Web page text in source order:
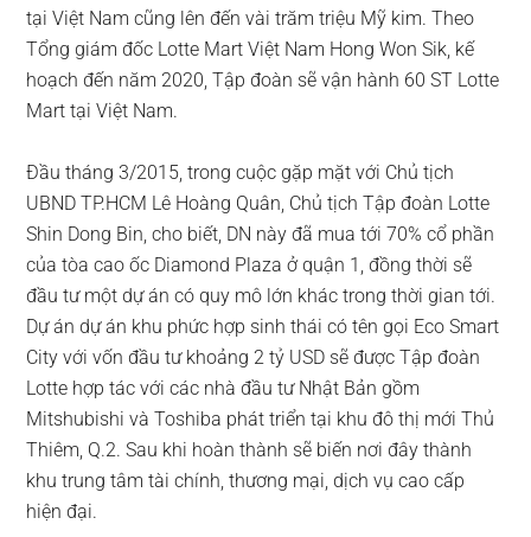
tại Việt Nam cũng lên đến vài trăm triệu Mỹ kim. Theo
Tổng giám đốc Lotte Mart Việt Nam Hong Won Sik, kế
hoạch đến năm 2020, Tập đoàn sẽ vận hành 60 ST Lotte
Mart tại Việt Nam.
Đầu tháng 3/2015, trong cuộc gặp mặt với Chủ tịch
UBND TP.HCM Lê Hoàng Quân, Chủ tịch Tập đoàn Lotte
Shin Dong Bin, cho biết, DN này đã mua tới 70% cổ phần
của tòa cao ốc Diamond Plaza ở quận 1, đồng thời sẽ
đầu tư một dự án có quy mô lớn khác trong thời gian tới.
Dự án dự án khu phức hợp sinh thái có tên gọi Eco Smart
City với vốn đầu tư khoảng 2 tỷ USD sẽ được Tập đoàn
Lotte hợp tác với các nhà đầu tư Nhật Bản gồm
Mitshubishi và Toshiba phát triển tại khu đô thị mới Thủ
Thiêm, Q.2. Sau khi hoàn thành sẽ biến nơi đây thành
khu trung tâm tài chính, thương mại, dịch vụ cao cấp
hiện đại.